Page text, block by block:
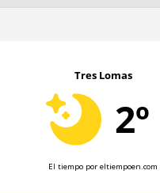
Tres Lomas
2º
El tiempo por eltiempoen.com